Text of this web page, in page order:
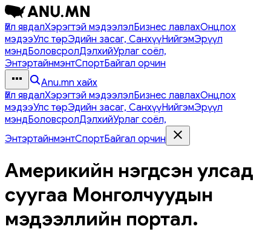
Үйл явдалХэрэгтэй мэдээлэлБизнес лавлахОнцлох
мэдээУлс төрЭдийн засаг, СанхүүНийгэмЭрүүл
мэндБоловсролДэлхийУрлаг соёл,
ЭнтэртайнмэнтСпортБайгал орчин
Anu.mn хайх
Үйл явдалХэрэгтэй мэдээлэлБизнес лавлахОнцлох
мэдээУлс төрЭдийн засаг, СанхүүНийгэмЭрүүл
мэндБоловсролДэлхийУрлаг соёл,
ЭнтэртайнмэнтСпортБайгал орчин
Америкийн нэгдсэн улсад
суугаа Монголчуудын
мэдээллийн портал.